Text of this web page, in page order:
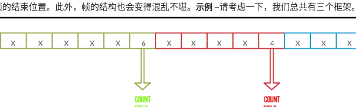
结束位置。此外，帧的结构也会变得混乱不堪。 示例 –请考虑一下，我们总共有三个框架。